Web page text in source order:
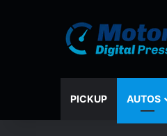
PICKUP AUTOS